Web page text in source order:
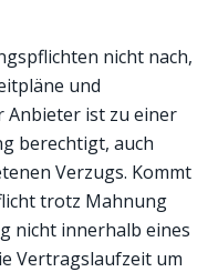
nicht nach,
und
Anbieter ist zu einer
berechtigt, auch
Verzugs. Kommt
trotz Mahnung
nicht innerhalb eines
Vertragslaufzeit um